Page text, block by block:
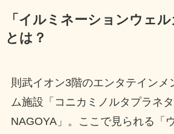
「イルミネーションウェル
とは？
則武イオン3階のエンタテインメ
ム施設「コニカミノルタプラネ
NAGOYA」。ここで見られる「